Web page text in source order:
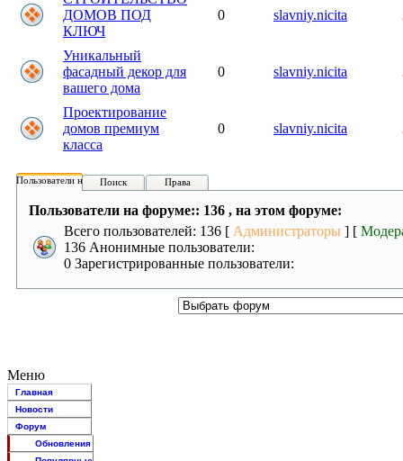
ДОМОВ ПОД
КЛЮЧ
0 slavniy.nicita
Уникальный
фасадный декор для
вашего дома
0 slavniy.nicita
Проектирование
домов премиум
класса
0 slavniy.nicita
Пользователи на форуме:
Поиск Права
Пользователи на форуме:: 136 , на этом форуме:
Всего пользователей: 136 [ Администраторы ] [
136 Анонимные пользователи:
0 Зарегистрированные пользователи:
Меню
Главная
Новости
Форум
Обновления